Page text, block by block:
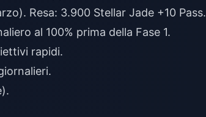
Resa: 3.900 Stellar Jade +10 Pass.
al 100% prima della Fase 1.
rapidi.